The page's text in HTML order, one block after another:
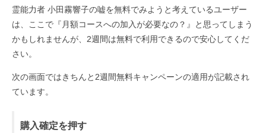
霊能力者 小田霧響子の嘘を無料でみようと考えているユーザー
は、ここで『月額コースへの加入が必要なの？』と思ってしまう
かもしれませんが、2週間は無料で利用できるので安心してくだ
さい。
次の画面ではきちんと2週間無料キャンペーンの適用が記載され
ています。
購入確定を押す